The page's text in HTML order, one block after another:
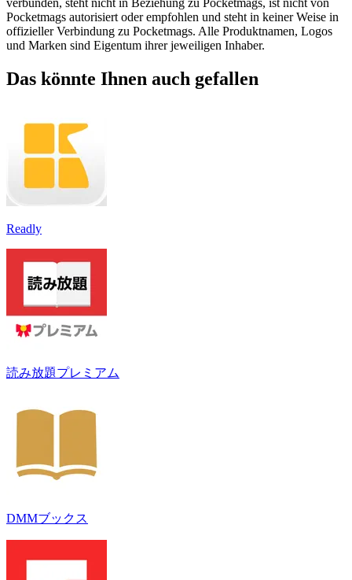
Pocketmags autorisiert oder empfohlen und steht in keiner Weise in
offizieller Verbindung zu Pocketmags. Alle Produktnamen, Logos
und Marken sind Eigentum ihrer jeweiligen Inhaber.
Das könnte Ihnen auch gefallen
Readly
読み放題プレミアム
DMMブックス